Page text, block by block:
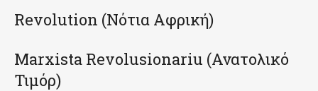
Revolution (Νότια Αφρική)
Marxista Revolusionariu (Ανατολικό
Τιμόρ)